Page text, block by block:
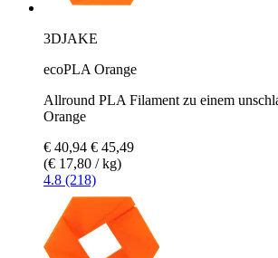
3DJAKE
ecoPLA Orange
Allround PLA Filament zu einem
Orange
€ 40,94 € 45,49
(€ 17,80 / kg)
4.8 (218)